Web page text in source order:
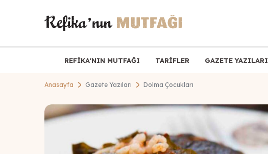
REFİKA'NIN MUTFAĞI TARİFLER GAZETE YAZILARI
Anasayfa Gazete Yazıları Dolma Çocukları